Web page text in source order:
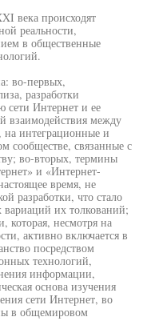
века происходят
реальности,
в общественные
во-первых,
разработки
сети Интернет и ее
взаимодействия между
интеграционные и
сообществе, связанные с
во-вторых, термины
и «Интернет-
время, не
разработки, что стало
их толкований;
которая, несмотря на
активно включается в
посредством
технологий,
информации,
основа изучения
сети Интернет, во
в общемировом